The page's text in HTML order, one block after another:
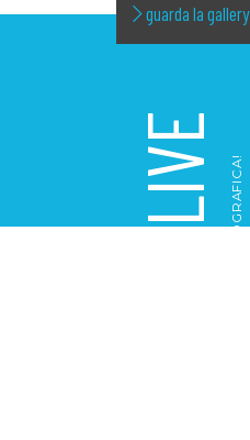
guarda la gallery
LIVE LA NOSTRA GALLERY FOTOGRAFICA!